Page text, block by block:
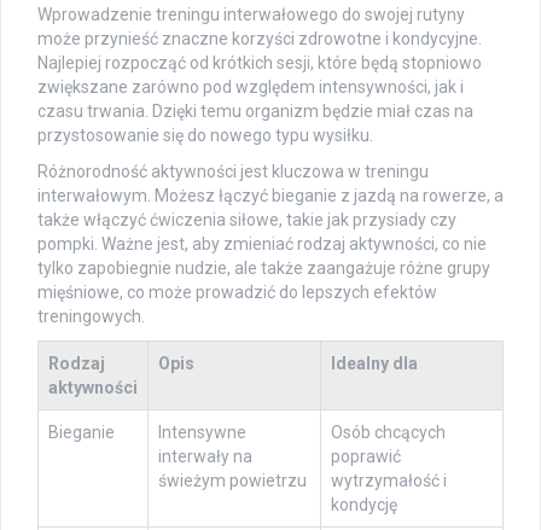
Wprowadzenie treningu interwałowego do swojej rutyny
może przynieść znaczne korzyści zdrowotne i kondycyjne.
Najlepiej rozpocząć od krótkich sesji, które będą stopniowo
zwiększane zarówno pod względem intensywności, jak i
czasu trwania. Dzięki temu organizm będzie miał czas na
przystosowanie się do nowego typu wysiłku.
Różnorodność aktywności jest kluczowa w treningu
interwałowym. Możesz łączyć bieganie z jazdą na rowerze, a
także włączyć ćwiczenia siłowe, takie jak przysiady czy
pompki. Ważne jest, aby zmieniać rodzaj aktywności, co nie
tylko zapobiegnie nudzie, ale także zaangażuje różne grupy
mięśniowe, co może prowadzić do lepszych efektów
treningowych.
Rodzaj
aktywności
Opis Idealny dla
Bieganie
Intensywne
interwały na
świeżym powietrzu
Osób chcących
poprawić
wytrzymałość i
kondycję